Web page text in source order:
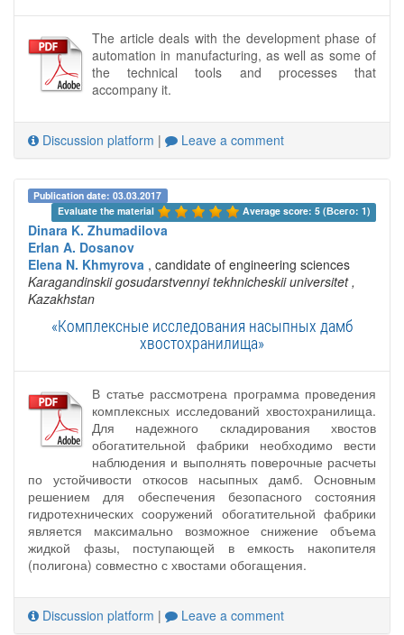
The article deals with the development phase of
automation in manufacturing, as well as some of
the technical tools and processes that
accompany it.
Discussion platform | Leave a comment
Publication date: 03.03.2017
Evaluate the material
Average score: 5 (Всего: 1)
Dinara K. Zhumadilova
Erlan A. Dosanov
Elena N. Khmyrova , candidate of engineering sciences
Karagandinskii gosudarstvennyi tekhnicheskii universitet ,
Kazakhstan
«Комплексные исследования насыпных дамб
хвостохранилища»
В статье рассмотрена программа проведения
комплексных исследований хвостохранилища.
Для надежного складирования хвостов
обогатительной фабрики необходимо вести
наблюдения и выполнять поверочные расчеты
по устойчивости откосов насыпных дамб. Основным
решением для обеспечения безопасного состояния
гидротехнических сооружений обогатительной фабрики
является максимально возможное снижение объема
жидкой фазы, поступающей в емкость накопителя
(полигона) совместно с хвостами обогащения.
Discussion platform | Leave a comment